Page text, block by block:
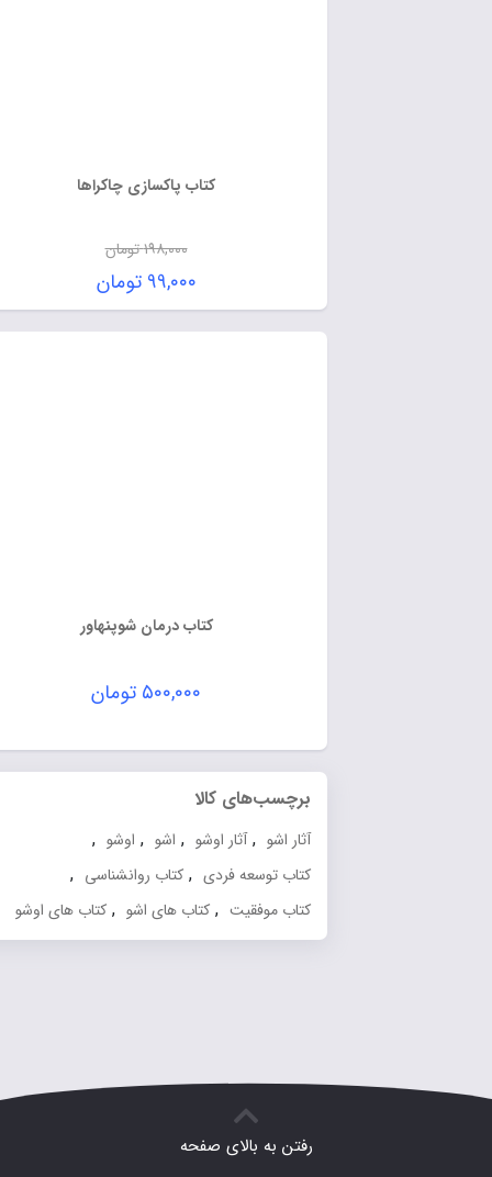
کتاب پاکسازی چاکراها
تومان
تومان
کتاب درمان شوپنهاور
۵۰۰,۰۰۰تومان
برچسب‌های کالا
,آثار اوشو , اشو , اوشو
کتاب توسعه فردی ,کتاب روانشناسی ,
کتاب موفقیت ,کتاب های اشو ,کتاب های اوشو
رفتن به بالای صفحه